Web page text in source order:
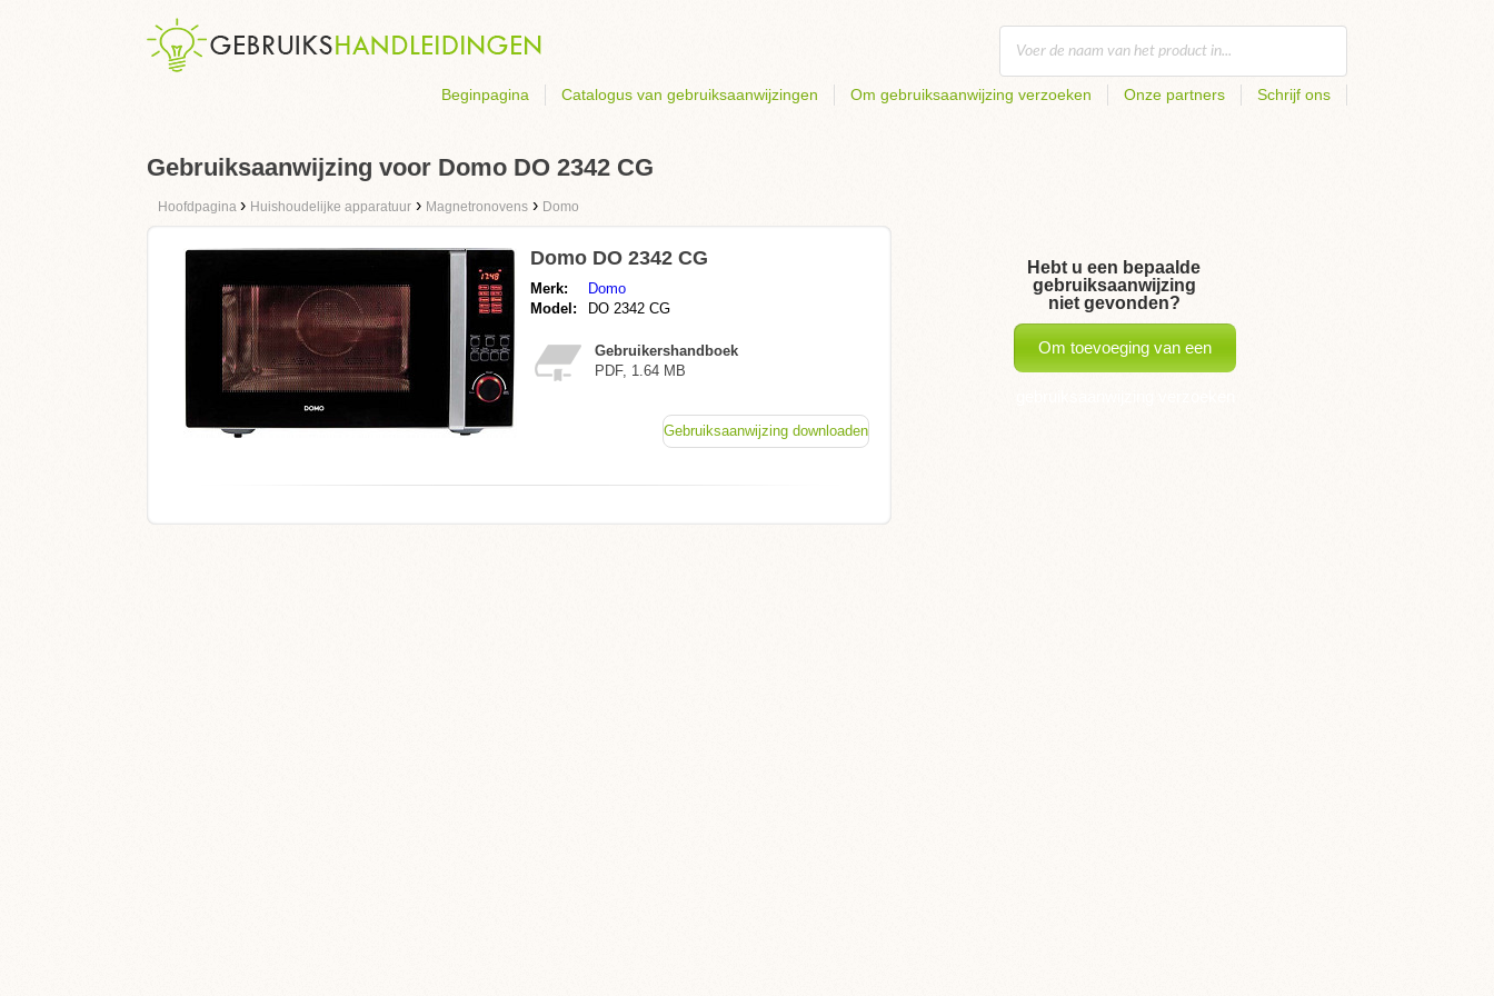
Beginpagina Catalogus van gebruiksaanwijzingen Om gebruiksaanwijzing verzoeken Onze partners Schrijf ons
Gebruiksaanwijzing voor Domo DO 2342 CG
Hoofdpagina › Huishoudelijke apparatuur › Magnetronovens › Domo
Domo DO 2342 CG
Merk:
Domo
Model:
DO 2342 CG
Gebruikershandboek
PDF, 1.64 MB
Gebruiksaanwijzing downloaden
Hebt u een bepaalde
gebruiksaanwijzing
niet gevonden?
Om toevoeging van een